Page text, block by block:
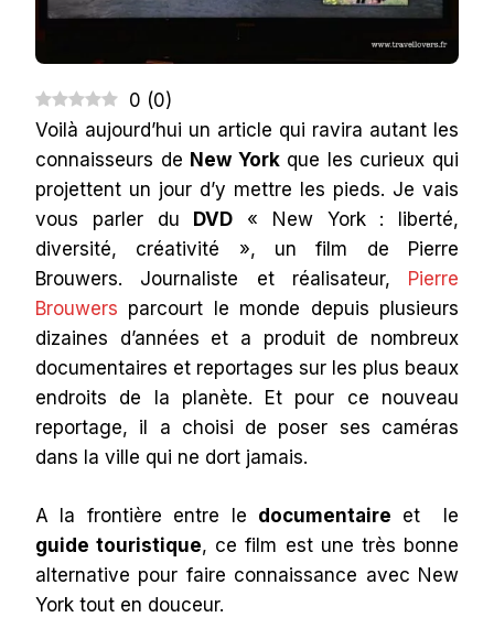
0 (0)
Voilà aujourd’hui un article qui ravira autant les
connaisseurs de New Yorkque les curieux qui
projettent un jour d’y mettre les pieds. Je vais
vous parler du
DVD « New York : liberté,
diversité, créativité », un film de Pierre
Brouwers. Journaliste et réalisateur, Pierre
Brouwers parcourt le monde depuis plusieurs
dizaines d’années et a produit de nombreux
documentaires et reportages sur les plus beaux
endroits de la planète. Et pour ce nouveau
reportage, il a choisi de poser ses caméras
dans la ville qui ne dort jamais.
A la frontière entre le documentaire et le
guide touristique, ce film est une très bonne
alternative pour faire connaissance avec New
York tout en douceur.